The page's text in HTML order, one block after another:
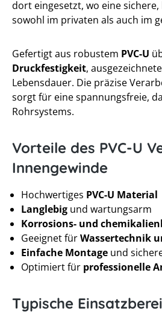
dort eingesetzt, wo eine
sowohl im privaten als auch im
Gefertigt aus robustem PVC-U
Druckfestigkeit, ausgezeichnete
Lebensdauer. Die präzise
sorgt für eine spannungsfreie,
Rohrsystems.
Vorteile des PVC-U
Innengewinde
Hochwertiges PVC-U Material
Langlebig und wartungsarm
Korrosions- und
Geeignet fürWassertechnik
Einfache Montage und
Optimiert für professionelle
Typische